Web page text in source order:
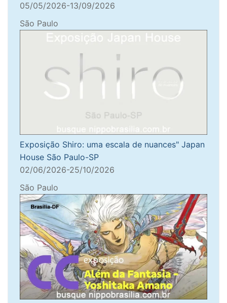
05/05/2026-13/09/2026
São Paulo
Exposição Shiro: uma escala de nuances" Japan
House São Paulo-SP
02/06/2026-25/10/2026
São Paulo